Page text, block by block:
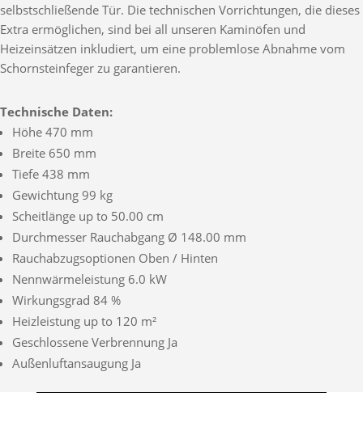
selbstschließende Tür. Die technischen Vorrichtungen, die dieses
Extra ermöglichen, sind bei all unseren Kaminöfen und
Heizeinsätzen inkludiert, um eine problemlose Abnahme vom
Schornsteinfeger zu garantieren.
Technische Daten:
Höhe 470 mm
Breite 650 mm
Tiefe 438 mm
Gewichtung 99 kg
Scheitlänge up to 50.00 cm
Durchmesser Rauchabgang Ø 148.00 mm
Rauchabzugsoptionen Oben / Hinten
Nennwärmeleistung 6.0 kW
Wirkungsgrad 84 %
Heizleistung up to 120 m²
Geschlossene Verbrennung Ja
Außenluftansaugung Ja